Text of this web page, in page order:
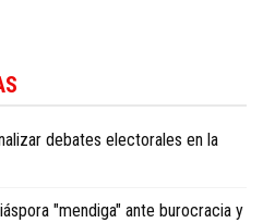
debates electorales en la
"mendiga" ante burocracia y